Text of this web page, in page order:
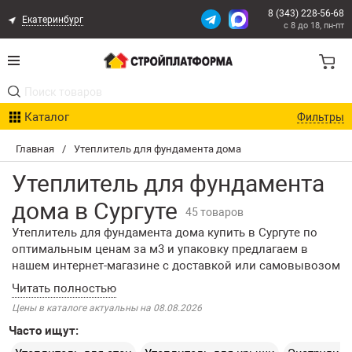
Главная / Утеплитель для фундамента дома
Утеплитель для фундамента
дома в Сургуте
45 товаров
Утеплитель для фундамента дома купить в Сургуте по
оптимальным ценам за м3 и упаковку предлагаем в
нашем интернет-магазине с доставкой или самовывозом
со склада. Доказано, что теплопотери основания
строения могут достигать 20% в холодный период.
Утепление фундамента является неотъемлемой частью
строительства. Его принято разделять на 2 этапа.
Первый – до заливки, второй – уже после постройки.
Цены в каталоге актуальны на 08.08.2026
Часто ищут:
Екатеринбург
8 (343) 228-56-68
с 8 до 18, пн-пт
Каталог Фильтры
Акции
Расчет доставки
Организациям
Опыт поставок
Контакты